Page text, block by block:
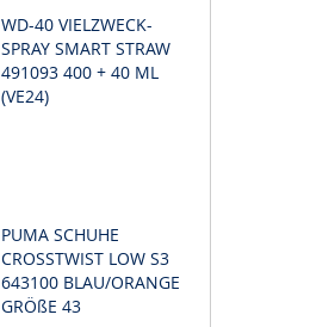
WD-40 VIELZWECK-
SPRAY SMART STRAW
491093 400 + 40 ML
(VE24)
PUMA SCHUHE
CROSSTWIST LOW S3
643100 BLAU/ORANGE
GRÖßE 43